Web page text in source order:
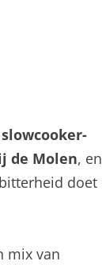
slowcooker-
de Molen, en
doet
mix van